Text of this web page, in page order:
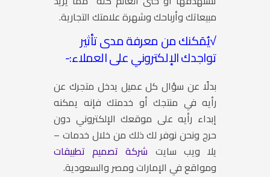
مبيعاتك وأرباحك وشهرة علامتك التجارية.
√يُمَكنك من معرفة مدى تأثير
تواجدك الإلكتروني على العملاء:-
بدلًا عن سؤال كل عميل يدخل متجرك عن
رأيه في منتجك أو خدمتك فإنه يمكنه
إبداء رأيه على موقعك الإلكتروني دون
حرج ونحن نوفر لك ذلك من خلال خدمات –
يلا ويب سايت شركة تصميم تطبيقات
ومواقع في الإمارات ومصر والسعودية.